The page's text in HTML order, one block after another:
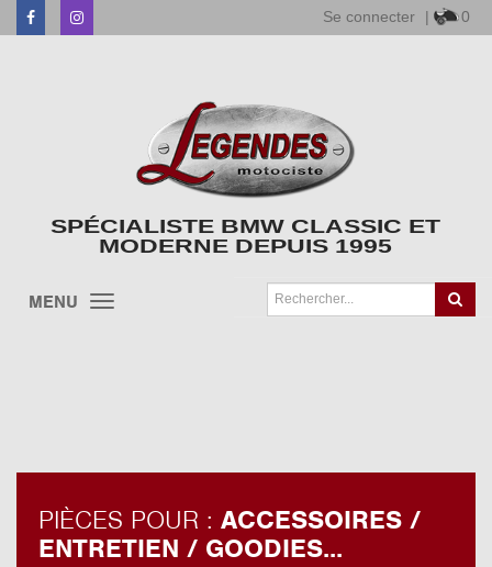
FacebookInstagram Se connecter | 0
SPÉCIALISTE BMW CLASSIC ET
MODERNE DEPUIS 1995
MENU
PIÈCES POUR : ACCESSOIRES /
ENTRETIEN / GOODIES...